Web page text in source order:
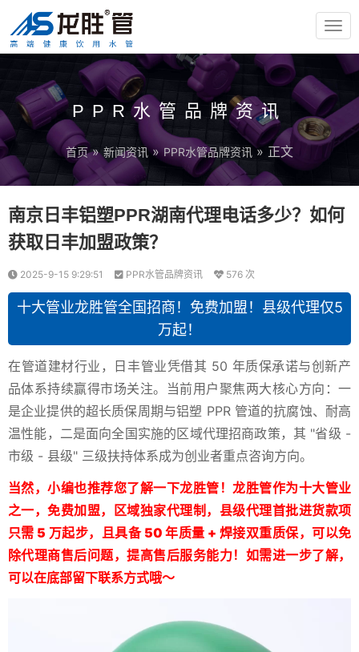
PPR水管品牌资讯
首页 »新闻资讯»PPR水管品牌资讯» 正文
南京日丰铝塑PPR湖南代理电话多少？如何
获取日丰加盟政策？
2025-9-15 9:29:51 PPR水管品牌资讯 576 次
十大管业龙胜管全国招商！免费加盟！县级代理仅5
万起！
在管道建材行业，日丰管业凭借其 50 年质保承诺与创新产
品体系持续赢得市场关注。当前用户聚焦两大核心方向：一
是企业提供的超长质保周期与铝塑 PPR 管道的抗腐蚀、耐高
温性能，二是面向全国实施的区域代理招商政策，其 "省级 -
市级 - 县级" 三级扶持体系成为创业者重点咨询方向。
当然，小编也推荐您了解一下龙胜管！龙胜管作为十大管业
之一，免费加盟，区域独家代理制，县级代理首批进货款项
只需 5 万起步，且具备 50 年质量 + 焊接双重质保，可以免
除代理商售后问题，提高售后服务能力！如需进一步了解，
可以在底部留下联系方式哦～